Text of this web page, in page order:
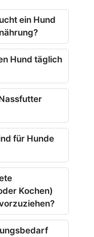
ein Hund
Hund täglich
für Hunde
Kochen)